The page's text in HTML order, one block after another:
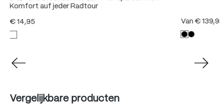
Komfort auf jeder Radtour
€ 14,95 Van€
Produktgalerie überspringen
Vergelijkbare producten